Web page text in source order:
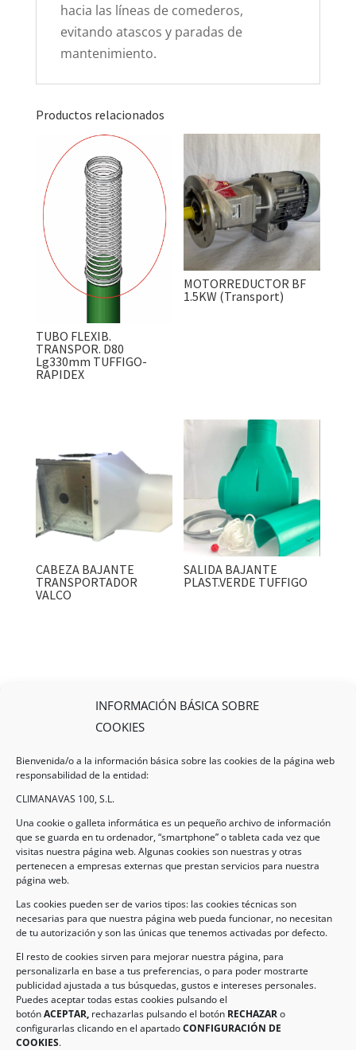
INFORMACIÓN BÁSICA SOBRE
COOKIES
Bienvenida/o a la información básica sobre las cookies de la página web
responsabilidad de la entidad:
CLIMANAVAS 100, S.L.
Una cookie o galleta informática es un pequeño archivo de información
que se guarda en tu ordenador, “smartphone” o tableta cada vez que
visitas nuestra página web. Algunas cookies son nuestras y otras
pertenecen a empresas externas que prestan servicios para nuestra
página web.
Las cookies pueden ser de varios tipos: las cookies técnicas son
necesarias para que nuestra página web pueda funcionar, no necesitan
de tu autorización y son las únicas que tenemos activadas por defecto.
El resto de cookies sirven para mejorar nuestra página, para
personalizarla en base a tus preferencias, o para poder mostrarte
publicidad ajustada a tus búsquedas, gustos e intereses personales.
Puedes aceptar todas estas cookies pulsando el
botónACEPTAR, rechazarlas pulsando el botón RECHAZARo
configurarlas clicando en el apartadoCONFIGURACIÓN DE
COOKIES.
hacia las líneas de comederos,
evitando atascos y paradas de
mantenimiento.
Productos relacionados
TUBO FLEXIB.
TRANSPOR. D80
Lg330mm TUFFIGO-
RAPIDEX
MOTORREDUCTOR BF
1.5KW (Transport)
CABEZA BAJANTE
TRANSPORTADOR
VALCO
SALIDA BAJANTE
PLAST.VERDE TUFFIGO
Legal
AVISO LEGAL
POLÍTICA DE COOKIES
Información de Contacto
Dirección: